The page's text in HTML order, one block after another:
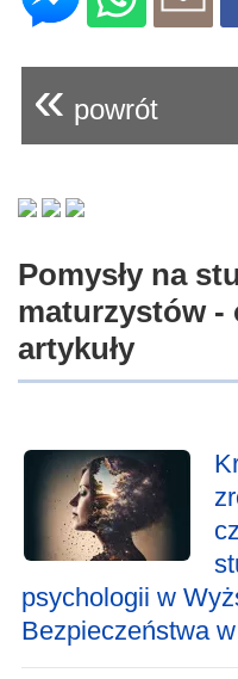
« powrót
Pomysły na
maturzystów -
artykuły
psychologii w
Bezpieczeństwa